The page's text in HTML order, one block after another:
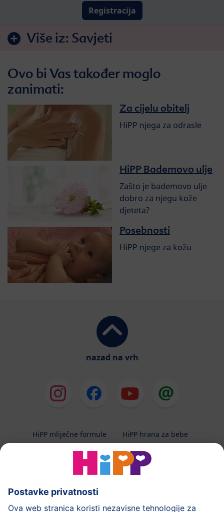
Registracija
Više iz: Savjeti
Ovo bi Vas također moglo
zanimati:
Za cijelu obitelj
HiPP njega za odrasle
HiPP Bademovo ulje
Zašto je bademovo ulje
dobro za njegu kože
djeteta?
Posebnosti
HiPP njege za kožu
nazad na vrh
HiPP mliječne formule
HiPP hrana za bebe
HiPP njega
HiPP trudnoća
Terapeutska dijeta
Zaštita podataka i upute za korištenj
Uvjeti korištenja
Impressum Kontakt